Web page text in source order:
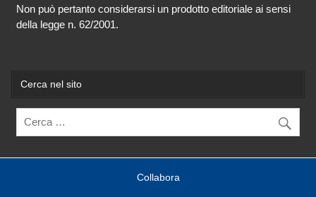
Non può pertanto considerarsi un prodotto editoriale ai sensi
della legge n. 62/2001.
Cerca nel sito
Collabora